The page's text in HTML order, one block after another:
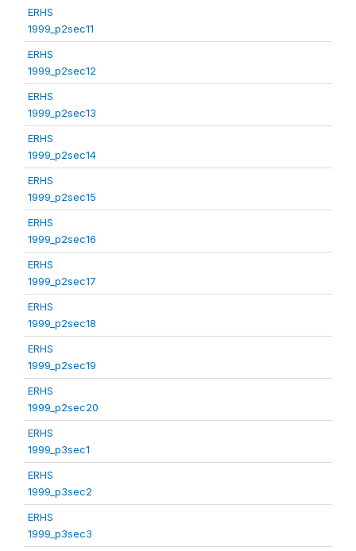
ERHS
1999_p2sec11
ERHS
1999_p2sec12
ERHS
1999_p2sec13
ERHS
1999_p2sec14
ERHS
1999_p2sec15
ERHS
1999_p2sec16
ERHS
1999_p2sec17
ERHS
1999_p2sec18
ERHS
1999_p2sec19
ERHS
1999_p2sec20
ERHS
1999_p3sec1
ERHS
1999_p3sec2
ERHS
1999_p3sec3